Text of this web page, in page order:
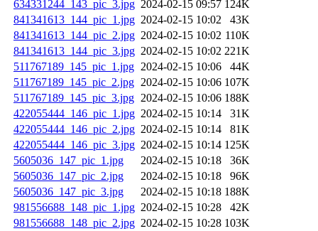
634331244_143_pic_3.jpg 2024-02-15 09:57 124K
841341613_144_pic_1.jpg 2024-02-15 10:02
43K
841341613_144_pic_2.jpg 2024-02-15 10:02 110K
841341613_144_pic_3.jpg 2024-02-15 10:02 221K
511767189_145_pic_1.jpg 2024-02-15 10:06
44K
511767189_145_pic_2.jpg 2024-02-15 10:06 107K
511767189_145_pic_3.jpg 2024-02-15 10:06 188K
422055444_146_pic_1.jpg 2024-02-15 10:14
31K
422055444_146_pic_2.jpg 2024-02-15 10:14
81K
422055444_146_pic_3.jpg 2024-02-15 10:14 125K
5605036_147_pic_1.jpg
2024-02-15 10:18
36K
5605036_147_pic_2.jpg
2024-02-15 10:18
96K
5605036_147_pic_3.jpg
2024-02-15 10:18 188K
981556688_148_pic_1.jpg 2024-02-15 10:28
42K
981556688_148_pic_2.jpg 2024-02-15 10:28 103K